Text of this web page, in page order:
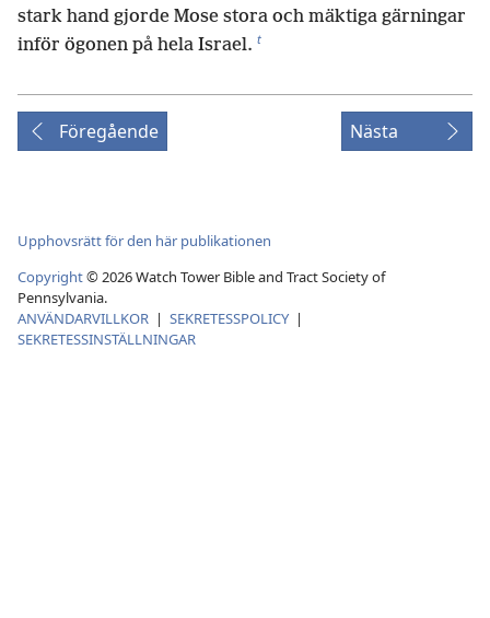
stark hand gjorde Mose stora och mäktiga gärningar
inför ögonen på hela Israel. t
Föregående Nästa
Upphovsrätt för den här publikationen
Copyright© 2026Watch Tower Bible and Tract Society of
Pennsylvania.
ANVÄNDARVILLKOR | SEKRETESSPOLICY |
SEKRETESSINSTÄLLNINGAR